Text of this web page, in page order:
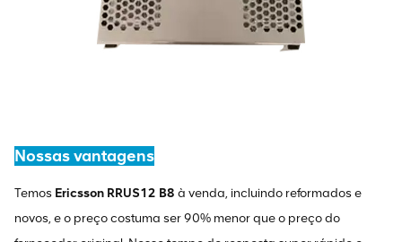
Nossas vantagens
Temos Ericsson RRUS12 B8 à venda, incluindo reformados e
novos, e o preço costuma ser 90% menor que o preço do